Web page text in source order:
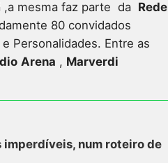
,a mesma faz parte da Rede
80 convidados
Personalidades. Entre as
Arena , Marverdi
num roteiro de